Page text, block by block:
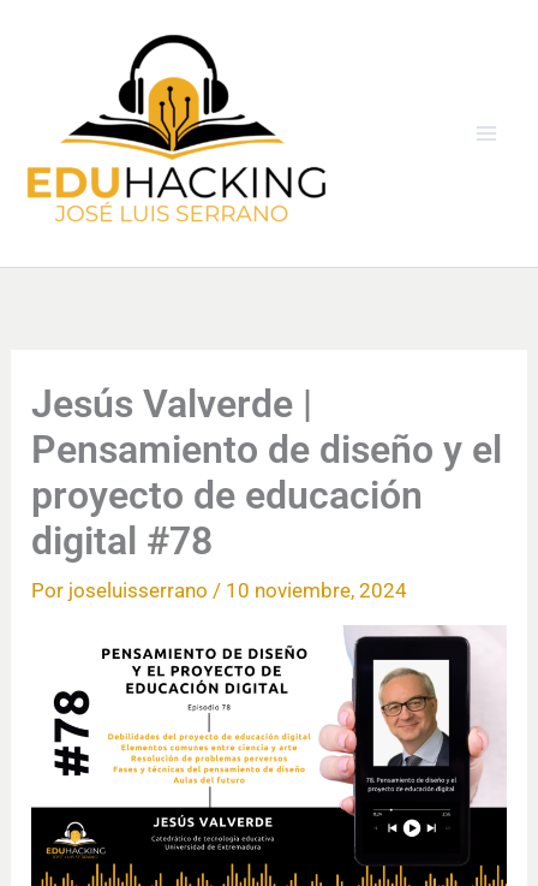
Jesús Valverde |
Pensamiento de diseño y el
proyecto de educación
digital #78
Por joseluisserrano / 10 noviembre, 2024